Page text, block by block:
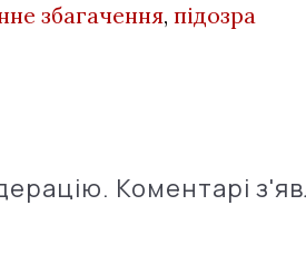
збагачення, підозра
Коментарі